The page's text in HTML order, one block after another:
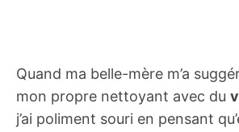
Quand ma belle-mère m’a
mon propre nettoyant avec du
j’ai poliment souri en pensant